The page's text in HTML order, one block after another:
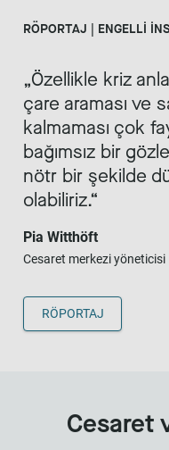
RÖPORTAJ | ENGELLİ
Özellikle kriz
çare araması ve
kalmaması çok
bağımsız bir
nötr bir şekilde
olabiliriz.
Pia Witthöft
Cesaret merkezi yöneticisi
RÖPORTAJ
Cesaret